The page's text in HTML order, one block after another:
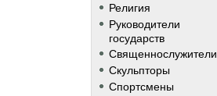
Религия
Руководители
государств
Священнослужители
Скульпторы
Спортсмены